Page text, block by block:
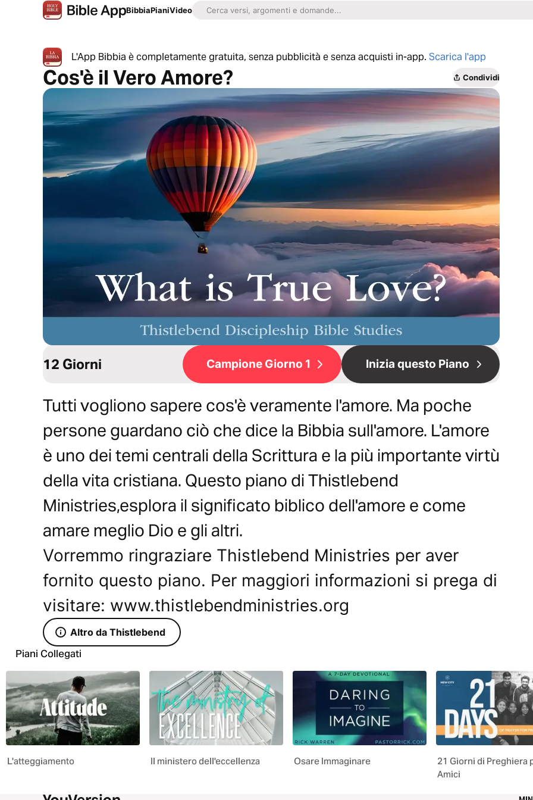
BibbiaPianiVideo
L'App Bibbia è completamente gratuita, senza pubblicità e senza acquisti in-app. Scarica l'app
Cos'è il Vero Amore? Condividi
12 Giorni Campione Giorno 1 Inizia questo Piano
Tutti vogliono sapere cos'è veramente l'amore. Ma poche
persone guardano ciò che dice la Bibbia sull'amore. L'amore
è uno dei temi centrali della Scrittura e la più importante virtù
della vita cristiana. Questo piano di Thistlebend
Ministries,esplora il significato biblico dell'amore e come
amare meglio Dio e gli altri.
Vorremmo ringraziare Thistlebend Ministries per aver
fornito questo piano. Per maggiori informazioni si prega di
visitare: www.thistlebendministries.org
Altro da Thistlebend
Piani Collegati
L'atteggiamento Il ministero dell'eccellenza Osare Immaginare
21 Giorni di Preghiera
Amici